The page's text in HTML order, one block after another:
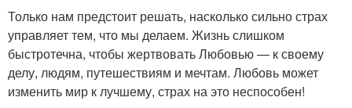
Только нам предстоит решать, насколько сильно страх
управляет тем, что мы делаем. Жизнь слишком
быстротечна, чтобы жертвовать Любовью — к своему
делу, людям, путешествиям и мечтам. Любовь может
изменить мир к лучшему, страх на это неспособен!